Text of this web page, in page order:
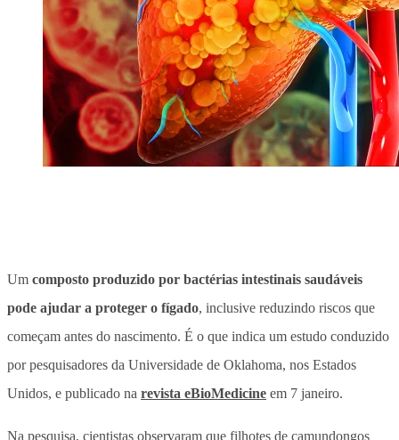
Um composto produzido por bactérias intestinais saudáveis
pode ajudar a proteger o fígado, inclusive reduzindo riscos que
começam antes do nascimento. É o que indica um estudo conduzido
por pesquisadores da Universidade de Oklahoma, nos Estados
Unidos, e publicado na revista eBioMedicine em 7 janeiro.
Na pesquisa, cientistas observaram que filhotes de camundongos